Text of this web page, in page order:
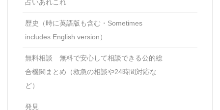
占いあれこれ
歴史（時に英語版も含む・Sometimes
includes English version）
無料相談 無料で安心して相談できる公的総
合機関まとめ（救急の相談や24時間対応な
ど）
発見